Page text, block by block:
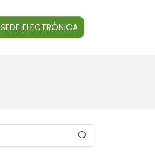
SEDE ELECTRÓNICA